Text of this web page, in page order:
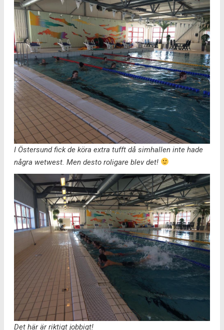
I Östersund fick de köra extra tufft då simhallen inte hade
några wetwest. Men desto roligare blev det!
Det här är riktigt jobbigt!